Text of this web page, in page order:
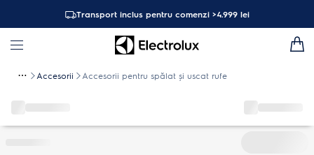
Transport inclus pentru comenzi >4.999 lei
Accesorii Accesorii pentru spălat și uscat rufe